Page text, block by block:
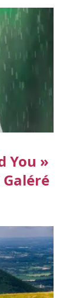
You »
Galéré